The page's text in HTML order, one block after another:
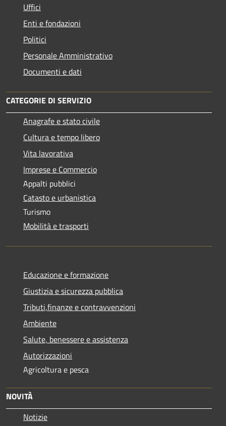
Uffici
Enti e fondazioni
Politici
Personale Amministrativo
Documenti e dati
CATEGORIE DI SERVIZIO
Anagrafe e stato civile
Cultura e tempo libero
Vita lavorativa
Imprese e Commercio
Appalti pubblici
Catasto e urbanistica
Turismo
Mobilità e trasporti
Educazione e formazione
Giustizia e sicurezza pubblica
Tributi,finanze e contravvenzioni
Ambiente
Salute, benessere e assistenza
Autorizzazioni
Agricoltura e pesca
NOVITÀ
Notizie